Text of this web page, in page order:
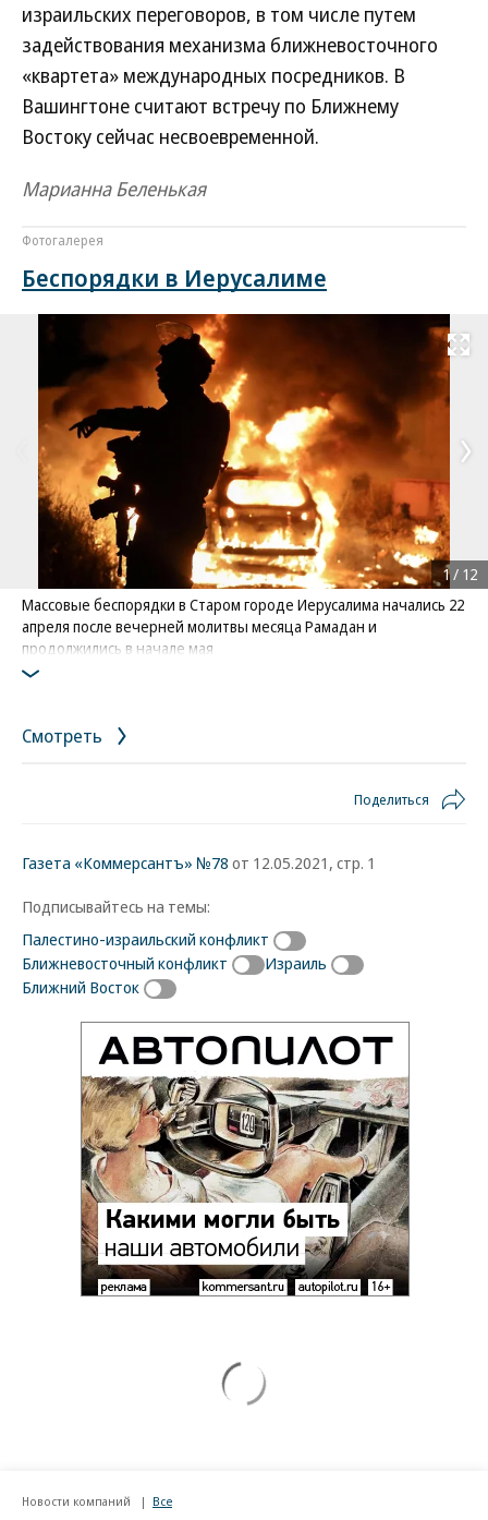
израильских переговоров, в том числе путем
задействования механизма ближневосточного
«квартета» международных посредников. В
Вашингтоне считают встречу по Ближнему
Востоку сейчас несвоевременной.
Марианна Беленькая
Фотогалерея
Беспорядки в Иерусалиме
Развернуть
Массовые беспорядки в Старом городе Иерусалима начались 22
апреля после вечерней молитвы месяца Рамадан и
продолжились в начале мая
Фото: Reuters / Ammar Awad
1/ 12
Смотреть
Поделиться
Газета «Коммерсантъ» №78 от 12.05.2021, стр. 1
Подписывайтесь на темы:
Палестино-израильский конфликт
Ближневосточный конфликт
Израиль
Ближний Восток
Новости компаний Все